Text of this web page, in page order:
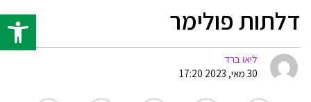
פתח דלתות פולימר
ליאו ברד
30 מאי, 2023 17:20